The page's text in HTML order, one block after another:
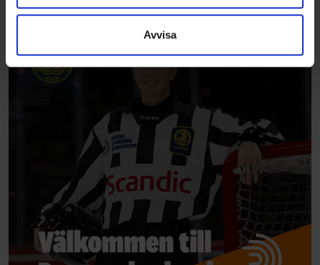
information som du har tillhandahållit eller som de har
samlat in när du har använt deras tjänster.
Avvisa